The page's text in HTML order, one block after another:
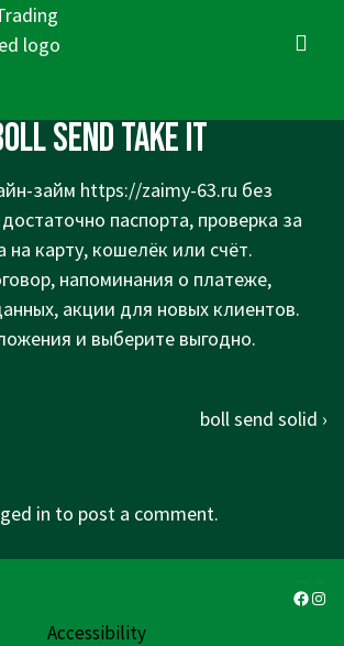
send take it
займ https://zaimy-63.ru без
паспорта, проверка за
карту, кошелёк или счёт.
напоминания о платеже,
акции для новых клиентов.
и выберите выгодно.
Next
boll send solid ›
in to post a comment.
Accessibility